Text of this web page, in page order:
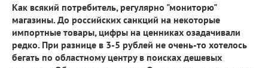
Как всякий потребитель, регулярно "мониторю"
магазины. До российских санкций на некоторые
импортные товары, цифры на ценниках озадачивали
редко. При разнице в 3-5 рублей не очень-то хотелось
бегать по областному центру в поисках дешевых